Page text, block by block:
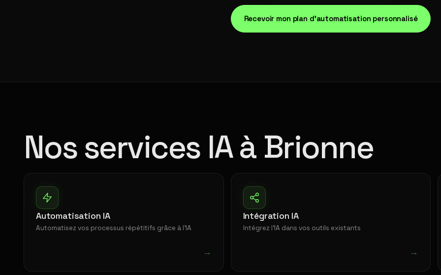
Recevoir mon plan d'automatisation personnalisé
Nos services IA à Brionne
Automatisation IA
Automatisez vos processus répétitifs grâce à l'IA
→
Intégration IA
Intégrez l'IA dans vos outils existants
→